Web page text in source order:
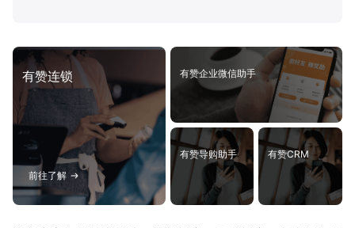
有赞连锁
前往了解
有赞企业微信助手
有赞导购助手 有赞CRM